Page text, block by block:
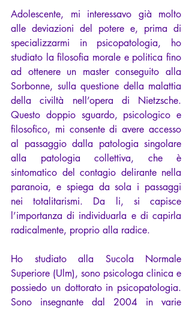
Adolescente, mi interessavo già molto
alle deviazioni del potere e, prima di
specializzarmi in psicopatologia, ho
studiato la filosofia morale e politica fino
ad ottenere un master conseguito alla
Sorbonne, sulla questione della malattia
della civiltà nell’opera di Nietzsche.
Questo doppio sguardo, psicologico e
filosofico, mi consente di avere accesso
al passaggio dalla patologia singolare
alla patologia collettiva, che è
sintomatico del contagio delirante nella
paranoia, e spiega da sola i passaggi
nei totalitarismi. Da li, si capisce
l’importanza di individuarla e di capirla
radicalmente, proprio alla radice.
Ho studiato alla Sucola Normale
Superiore (Ulm), sono psicologa clinica e
possiedo un dottorato in psicopatologia.
Sono insegnante dal 2004 in varie